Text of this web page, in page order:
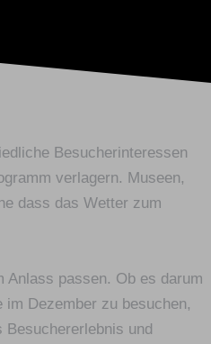
Besucherinteressen
verlagern. Museen,
dass das Wetter zum
Anlass passen. Ob es darum
Dezember zu besuchen,
und